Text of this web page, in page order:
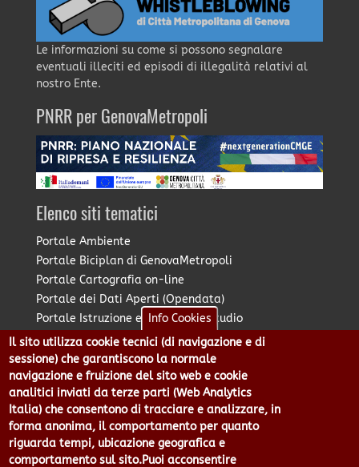
Le informazioni su come si possono segnalare
eventuali illeciti ed episodi di illegalità relativi al
nostro Ente.
PNRR per GenovaMetropoli
Elenco siti tematici
Portale Ambiente
Portale Biciplan di GenovaMetropoli
Portale Cartografia on-line
Portale dei Dati Aperti (Opendata)
Portale Istruzione e Diritto allo Studio
Portale Marketing Territoriale
Portale Piano Strategico Metropolitano
Portale PUMS di GenovaMetropoli
Portale Stazione Unica Appaltante
Pratico: procedimenti e istanze online
Info Cookies
Il sito utilizza cookie tecnici (di navigazione e di
sessione) che garantiscono la normale
navigazione e fruizione del sito web e cookie
analitici inviati da terze parti (Web Analytics
Italia) che consentono di tracciare e analizzare, in
forma anonima, il comportamento per quanto
riguarda tempi, ubicazione geografica e
comportamento sul sito.Puoi acconsentire